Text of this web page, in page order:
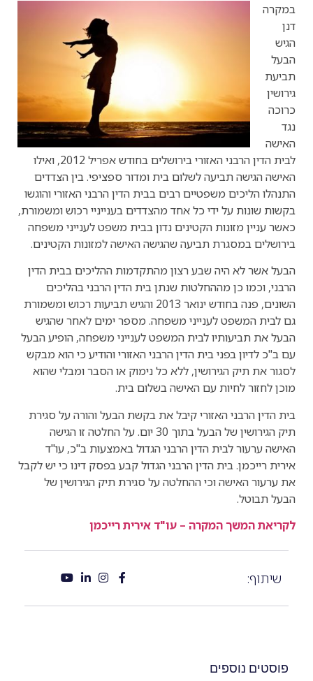
במקרה
דנן
הגיש
הבעל
תביעת
גירושין
כרוכה
נגד
האישה
לבית הדין הרבני האזורי בירושלים בחודש אפריל 2012, ואילו
האישה הגישה תביעה לשלום בית ומדור ספציפי. בין הצדדים
התנהלו הליכים משפטיים רבים בבית הדין הרבני האזורי והוגשו
בקשות שונות על ידי כל אחד מהצדדים בענייניי רכוש ומשמורת,
כאשר עניין מזונות הקטינים נדון בבית משפט לענייני משפחה
בירושלים במסגרת תביעה שהגישה האישה למזונות הקטינים.
הבעל אשר לא היה שבע רצון מהתקדמות ההליכים בבית הדין
הרבני, וכמו כן מההחלטות שנתן בית הדין הרבני בהליכים
השונים, פנה בחודש ינואר 2013 והגיש תביעות רכוש ומשמורת
גם לבית המשפט לענייני משפחה. מספר ימים לאחר שהגיש
הבעל את תביעותיו לבית המשפט לענייני משפחה, הופיע הבעל
עם ב"כ לדיון בפני בית הדין הרבני האזורי והודיע כי הוא מבקש
לסגור את תיק הגירושין, ללא כל נימוק או הסבר ומבלי שהוא
מוכן לחזור לחיות עם האישה בשלום בית.
בית הדין הרבני האזורי קיבל את בקשת הבעל והורה על סגירת
תיק הגירושין של הבעל בתוך 30 יום. על החלטה זו הגישה
האישה ערעור לבית הדין הרבני הגדול באמצעות ב"כ, עו"ד
אירית רייכמן. בית הדין הרבני הגדול קבע בפסק דינו כי יש לקבל
את ערעור האישה וכי ההחלטה על סגירת תיק הגירושין של
הבעל תבוטל.
לקריאת המשך המקרה – עו"ד אירית רייכמן
שיתוף:
פוסטים נוספים